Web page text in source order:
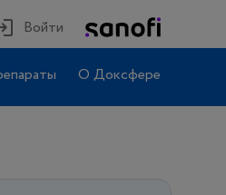
Войти
О Доксфере